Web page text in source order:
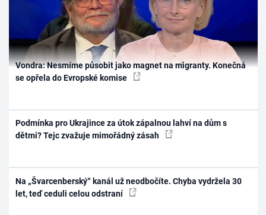
Vondra: Nesmíme působit jako magnet na migranty. Konečná
se opřela do Evropské komise
Podmínka pro Ukrajince za útok zápalnou lahví na dům s
dětmi? Tejc zvažuje mimořádný zásah
Na „Švarcenberský“ kanál už neodbočíte. Chyba vydržela 30
let, teď ceduli celou odstraní